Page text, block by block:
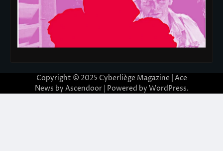
Copyright © 2025 Cyberliège Magazine | Ace
News by Ascendoor| Powered by WordPress.